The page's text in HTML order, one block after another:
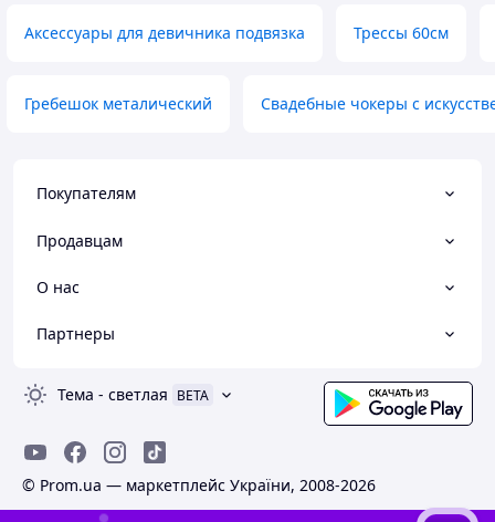
Аксессуары для девичника подвязка Трессы 60см
Гребешок металический Свадебные чокеры с
Покупателям
Продавцам
О нас
Партнеры
Тема - светлая BETA
© Prom.ua — маркетплейс України, 2008-2026